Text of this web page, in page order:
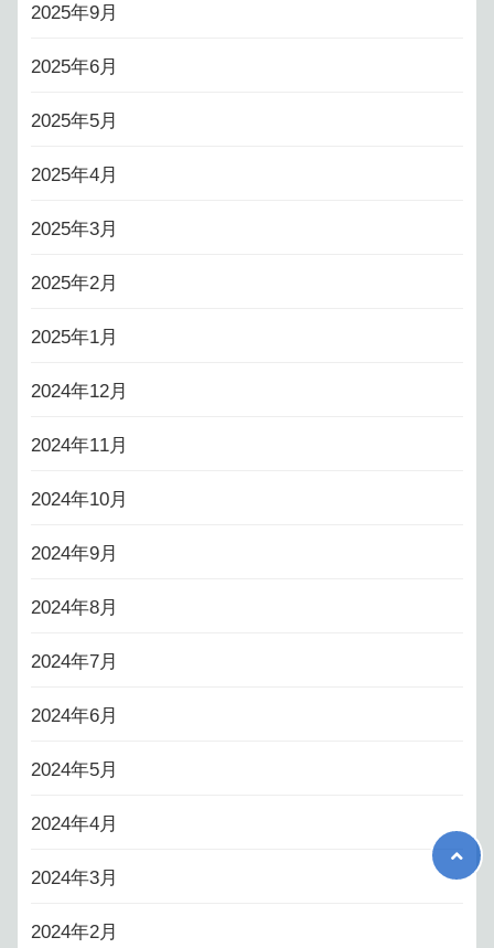
2025年9月
2025年6月
2025年5月
2025年4月
2025年3月
2025年2月
2025年1月
2024年12月
2024年11月
2024年10月
2024年9月
2024年8月
2024年7月
2024年6月
2024年5月
2024年4月
2024年3月
2024年2月